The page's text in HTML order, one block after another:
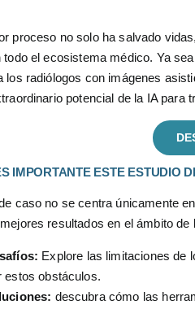
proceso no solo ha salvado
todo el ecosistema médico. Ya
los radiólogos con imágenes
potencial de la IA
IMPORTANTE ESTE ESTUDIO
caso no se centra únicamente
resultados en el ámbito
Explore las limitaciones de
estos obstáculos.
descubra cómo las